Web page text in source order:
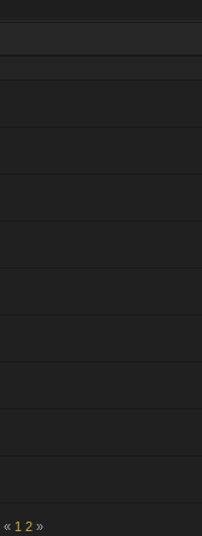
« 1 2»